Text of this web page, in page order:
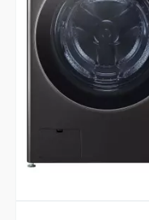
Vista Previa